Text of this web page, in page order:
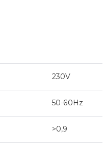
230V
50-60Hz
>0,9